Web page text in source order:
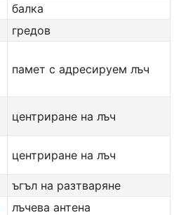
балка
гредов
памет с адресируем лъч
центриране на лъч
центриране на лъч
ъгъл на разтваряне
лъчева антена